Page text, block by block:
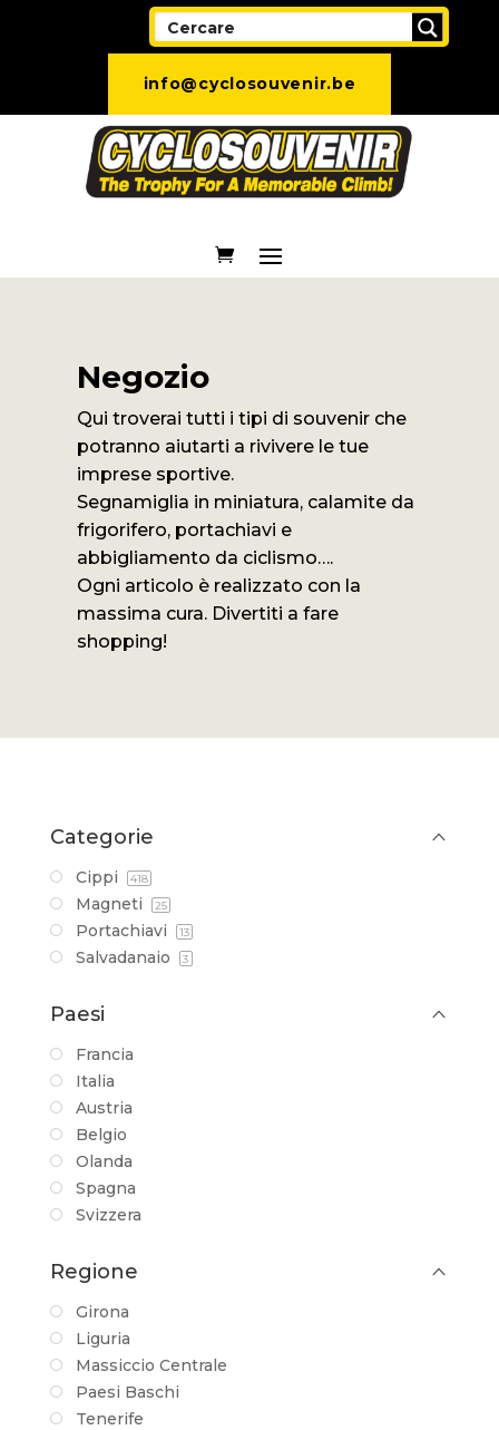
info@cyclosouvenir.be
Negozio
Qui troverai tutti i tipi di souvenir che
potranno aiutarti a rivivere le tue
imprese sportive.
Segnamiglia in miniatura, calamite da
frigorifero, portachiavi e
abbigliamento da ciclismo….
Ogni articolo è realizzato con la
massima cura. Divertiti a fare
shopping!
Categorie
Cippi 418
Magneti 25
Portachiavi 13
Salvadanaio 3
Paesi
Francia
Italia
Austria
Belgio
Olanda
Spagna
Svizzera
Regione
Girona
Liguria
Massiccio Centrale
Paesi Baschi
Tenerife